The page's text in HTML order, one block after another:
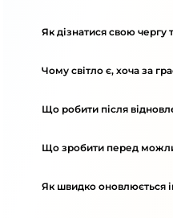
Як дізнатися свою чергу
Чому світло є, хоча за
Що робити після
Що зробити перед
Як швидко оновлюється